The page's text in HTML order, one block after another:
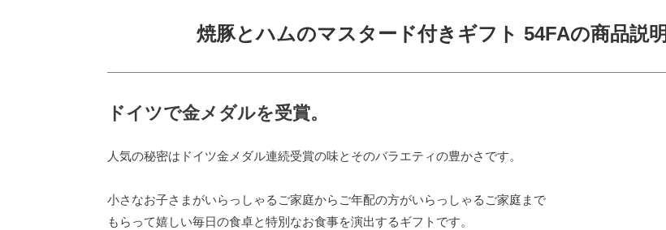
焼豚とハムのマスタード付きギフト 54FAの商品説明
ドイツで金メダルを受賞。
人気の秘密はドイツ金メダル連続受賞の味とそのバラエティの豊かさです。
小さなお子さまがいらっしゃるご家庭からご年配の方がいらっしゃるご家庭まで
もらって嬉しい毎日の食卓と特別なお食事を演出するギフトです。